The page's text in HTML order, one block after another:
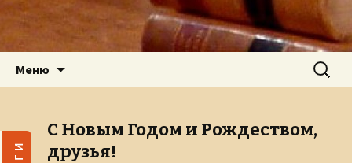
Меню Найти:
С Новым Годом и Рождеством,
друзья!